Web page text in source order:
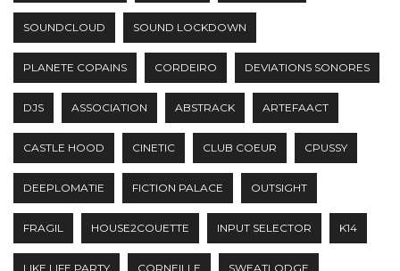
SOUNDCLOUD SOUND LOCKDOWN
PLANETE COPAINS CORDEIRO DEVIATIONS SONORES
DJS ASSOCIATION ABSTRACK ARTEFAACT
CASTLE HOOD CINETIC CLUB COEUR CPUSSY
DEEPLOMATIE FICTION PALACE OUTSIGHT
FRAGIL HOUSE2COUETTE INPUT SELECTOR K14
LIKE LIFE PARTY CORNEILLE SWEATLODGE